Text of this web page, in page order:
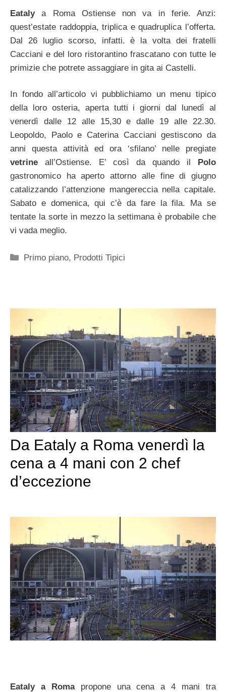
Eatalya Roma Ostiense non va in ferie. Anzi:
quest’estate raddoppia, triplica e quadruplica l’offerta.
Dal 26 luglio scorso, infatti. è la volta dei fratelli
Cacciani e del loro ristorantino frascatano con tutte le
primizie che potrete assaggiare in gita ai Castelli.
In fondo all’articolo vi pubblichiamo un menu tipico
della loro osteria, aperta tutti i giorni dal lunedì al
venerdì dalle 12 alle 15,30 e dalle 19 alle 22.30.
Leopoldo, Paolo e Caterina Cacciani gestiscono da
anni questa attività ed ora ‘sfilano’ nelle pregiate
vetrine all’Ostiense. E’ così da quando il Polo
gastronomico ha aperto attorno alle fine di giugno
catalizzando l’attenzione mangereccia nella capitale.
Sabato e domenica, qui c’è da fare la fila. Ma se
tentate la sorte in mezzo la settimana è probabile che
vi vada meglio.
Categorie
Primo piano, Prodotti Tipici
Da Eataly a Roma venerdì la
cena a 4 mani con 2 chef
d’eccezione
Eataly a Romapropone una cena a 4 mani tra